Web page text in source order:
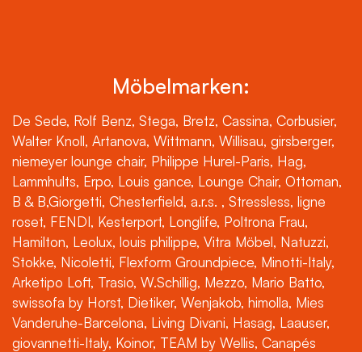
Möbelmarken:
De Sede, Rolf Benz, Stega, Bretz, Cassina, Corbusier,
Walter Knoll, Artanova, Wittmann, Willisau, girsberger,
niemeyer lounge chair, Philippe Hurel-Paris, Hag,
Lammhults, Erpo, Louis gance, Lounge Chair, Ottoman,
B & B,Giorgetti, Chesterfield, a.r.s. , Stressless, ligne
roset, FENDI, Kesterport, Longlife, Poltrona Frau,
Hamilton, Leolux, louis philippe, Vitra Möbel, Natuzzi,
Stokke, Nicoletti, Flexform Groundpiece, Minotti-Italy,
Arketipo Loft, Trasio, W.Schillig, Mezzo, Mario Batto,
swissofa by Horst, Dietiker, Wenjakob, himolla, Mies
Vanderuhe-Barcelona, Living Divani, Hasag, Laauser,
giovannetti-Italy, Koinor, TEAM by Wellis, Canapés